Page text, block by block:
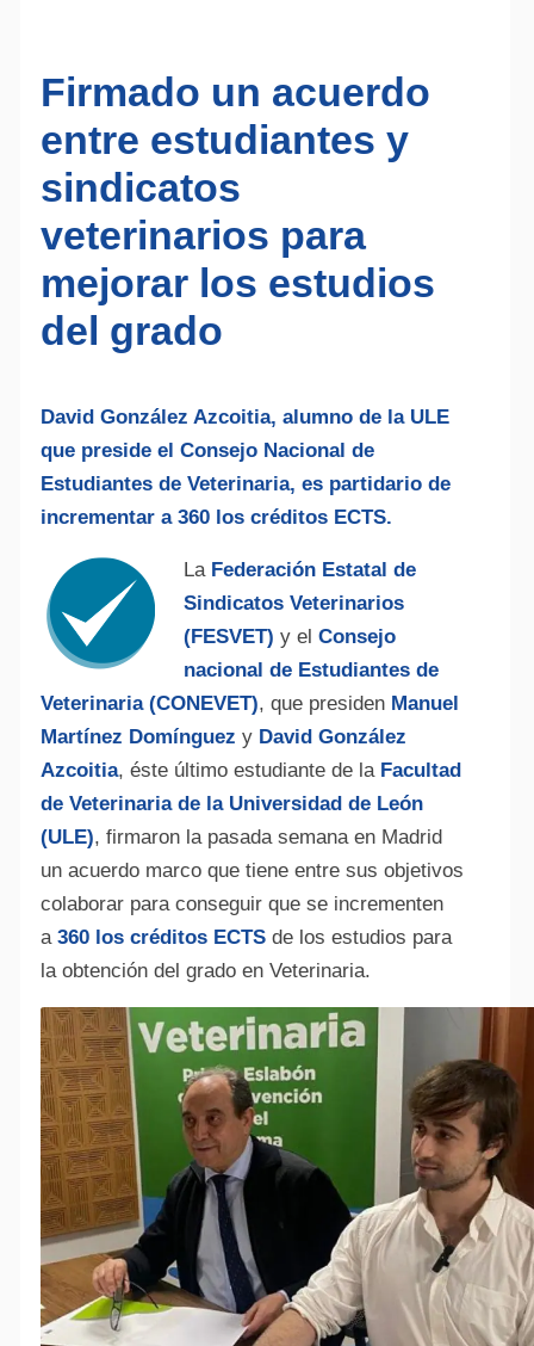
Firmado un acuerdo
entre estudiantes y
sindicatos
veterinarios para
mejorar los estudios
del grado
David González Azcoitia, alumno de la ULE
que preside el Consejo Nacional de
Estudiantes de Veterinaria, es partidario de
incrementar a 360 los créditos ECTS.
La Federación Estatal de
Sindicatos Veterinarios
(FESVET) y el Consejo
nacional de Estudiantes de
Veterinaria (CONEVET), que presiden Manuel
Martínez Domínguez y David González
Azcoitia, éste último estudiante de la Facultad
de Veterinaria de la Universidad de León
(ULE), firmaron la pasada semana en Madrid
un acuerdo marco que tiene entre sus objetivos
colaborar para conseguir que se incrementen
a 360 los créditos ECTS de los estudios para
la obtención del grado en Veterinaria.